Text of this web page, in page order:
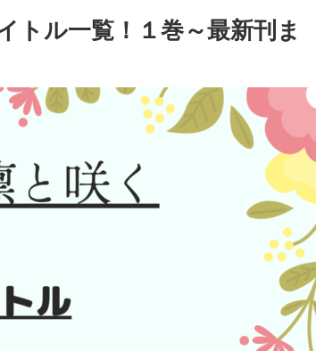
トル一覧！１巻～最新刊ま